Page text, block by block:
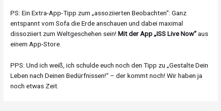
PS: Ein Extra-App-Tipp zum „assoziierten Beobachten“: Ganz
entspannt vom Sofa die Erde anschauen und dabei maximal
dissoziiert zum Weltgeschehen sein!Mit der App „ISS Live Now“aus
einem App-Store.
PPS: Und ich weiß, ich schulde euch noch den Tipp zu „Gestalte Dein
Leben nach Deinen Bedürfnissen!“ – der kommt noch! Wir haben ja
noch etwas Zeit.